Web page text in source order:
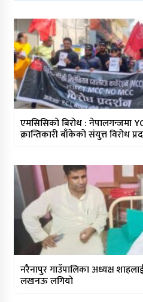
एमसिसिको बिरोध : नेपालगन्जमा
क्रान्तिकारी बाँकेकाे संयुत्त विरोध
नरैनापुर गाउँपालिका अध्यक्ष
लखनऊ लगियो